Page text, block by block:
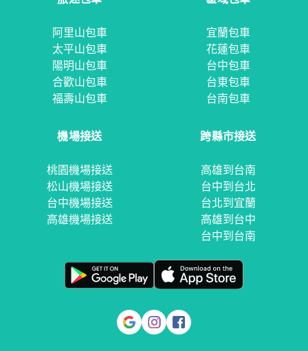
阿里山包車
太平山包車
陽明山包車
合歡山包車
福壽山包車
宜蘭包車
花蓮包車
台中包車
台東包車
台南包車
機場接送
桃園機場接送
松山機場接送
台中機場接送
高雄機場接送
跨縣市接送
高雄到台南
台中到台北
台北到宜蘭
高雄到台中
台中到台南